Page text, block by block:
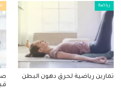
رياضة
تمارين رياضية لحرق دهون البطن